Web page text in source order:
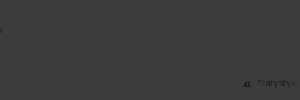
Statystyki